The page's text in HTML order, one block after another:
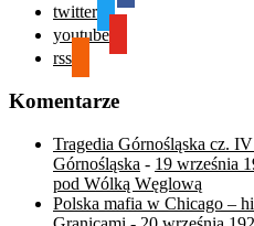
twitter
youtube
rss
Komentarze
Tragedia Górnośląska cz.
Górnośląska - 19 września
pod Wólką Węglową
Polska mafia w Chicago –